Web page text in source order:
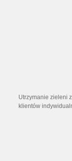
Utrzymanie zieleni
klientów